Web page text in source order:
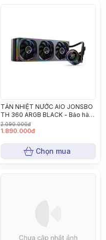
TẢN NHIỆT NƯỚC AIO JONSBO
TH 360 ARGB BLACK - Bảo hành
12 tháng
2.090.000đ
1.890.000đ
Chọn mua